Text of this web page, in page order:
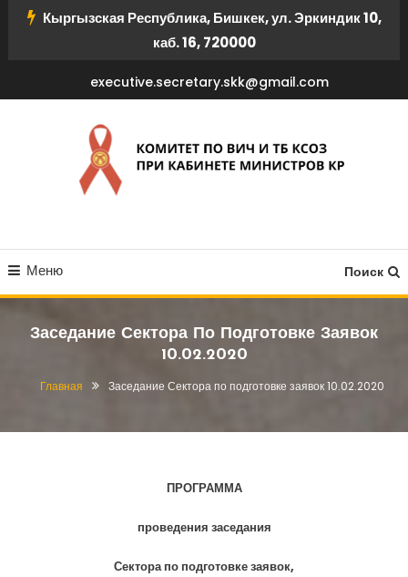
ПерейтиКыргызская Республика, Бишкек, ул. Эркиндик 10,
каб. 16, 720000
executive.secretary.skk@gmail.com
КСОЗ ПРИ КАБИНЕТЕ
МИНИСТРОВ КР
Меню Поиск
Заседание Сектора По Подготовке Заявок
10.02.2020
Главная Заседание Сектора по подготовке заявок 10.02.2020
ПРОГРАММА
проведения заседания
Сектора по подготовке заявок,